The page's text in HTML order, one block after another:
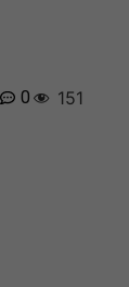
0 151